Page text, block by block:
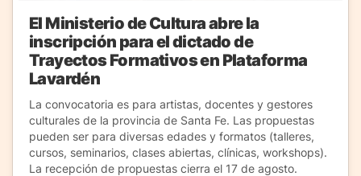
El Ministerio de Cultura abre la
inscripción para el dictado de
Trayectos Formativos en Plataforma
Lavardén
La convocatoria es para artistas, docentes y gestores
culturales de la provincia de Santa Fe. Las propuestas
pueden ser para diversas edades y formatos (talleres,
cursos, seminarios, clases abiertas, clínicas, workshops).
La recepción de propuestas cierra el 17 de agosto.